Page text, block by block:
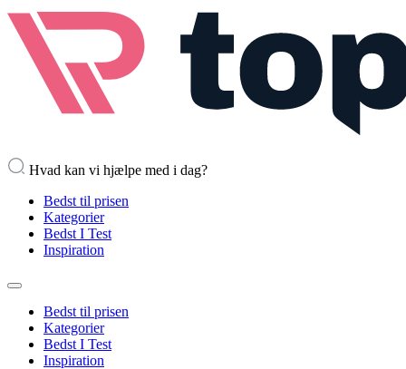
Hvad kan vi hjælpe med i dag?
Bedst til prisen
Kategorier
Bedst I Test
Inspiration
Bedst til prisen
Kategorier
Bedst I Test
Inspiration